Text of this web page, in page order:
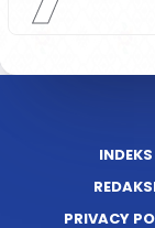
INDEKS
PRIVACY